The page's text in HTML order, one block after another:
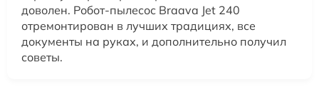
доволен. Робот-пылесос Braava Jet 240
отремонтирован в лучших традициях, все
документы на руках, и дополнительно получил
советы.